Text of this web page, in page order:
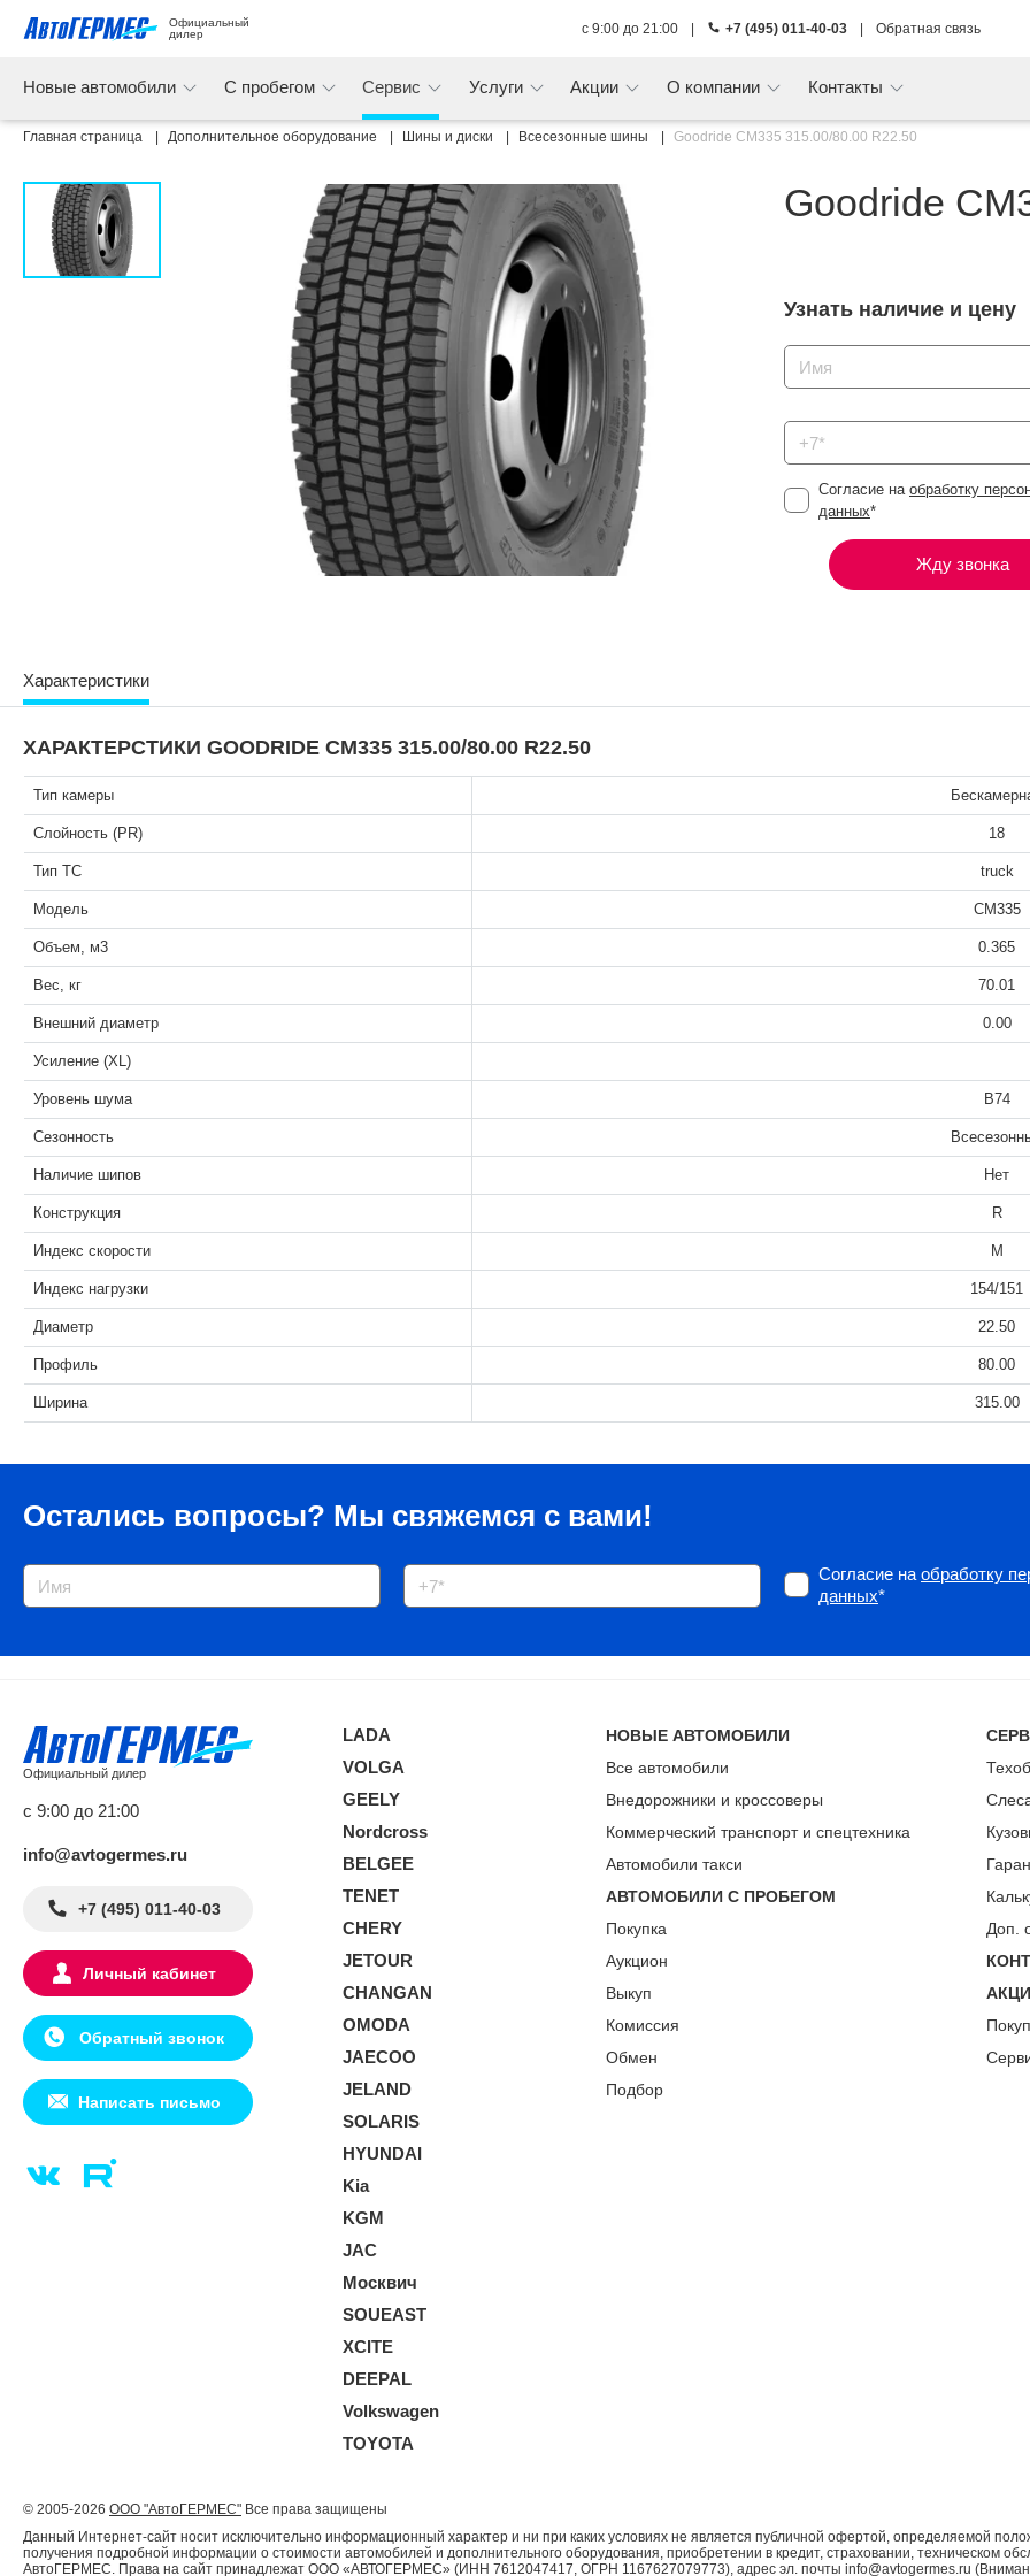
Официальный
дилер
с 9:00 до 21:00 +7 (495) 011-40-03 Обратная связь
Новые автомобили С пробегом Сервис Услуги Акции О компании Контакты
Главная страница Дополнительное оборудование Шины и диски Всесезонные шины Goodride CM335 315.00/80.00 R22.50
Goodride
Узнать наличие и цену
Согласие на обработку
данных*
Жду звонка
Характеристики
ХАРАКТЕРСТИКИ GOODRIDE CM335 315.00/80.00 R22.50
Тип камеры
Слойность (PR) 18
Тип ТС truck
Модель CM335
Объем, м3 0.365
Вес, кг 70.01
Внешний диаметр 0.00
Усиление (XL)
Уровень шума B74
Сезонность
Наличие шипов Нет
Конструкция R
Индекс скорости M
Индекс нагрузки 154/151
Диаметр 22.50
Профиль 80.00
Ширина 315.00
Остались вопросы? Мы свяжемся с вами!
Согласие на обработку
данных*
Официальный дилер
с 9:00 до 21:00
info@avtogermes.ru
+7 (495) 011-40-03
Личный кабинет
Обратный звонок
Написать письмо
LADA
VOLGA
GEELY
Nordcross
BELGEE
TENET
CHERY
JETOUR
CHANGAN
OMODA
JAECOO
JELAND
SOLARIS
HYUNDAI
Kia
KGM
JAC
Москвич
SOUEAST
XCITE
DEEPAL
Volkswagen
TOYOTA
НОВЫЕ АВТОМОБИЛИ
Все автомобили
Внедорожники и кроссоверы
Коммерческий транспорт и спецтехника
Автомобили такси
АВТОМОБИЛИ С ПРОБЕГОМ
Покупка
Аукцион
Выкуп
Комиссия
Обмен
Подбор
Доп.
© 2005-2026 ООО "АвтоГЕРМЕС" Все права защищены
Данный Интернет-сайт носит исключительно информационный характер и ни при каких условиях не является публичной офертой, определяемой
получения подробной информации о стоимости автомобилей и дополнительного оборудования, приобретении в кредит, страховании, техническом
АвтоГЕРМЕС. Права на сайт принадлежат ООО «АВТОГЕРМЕС» (ИНН 7612047417, ОГРН 1167627079773), адрес эл. почты info@avtogermes.ru